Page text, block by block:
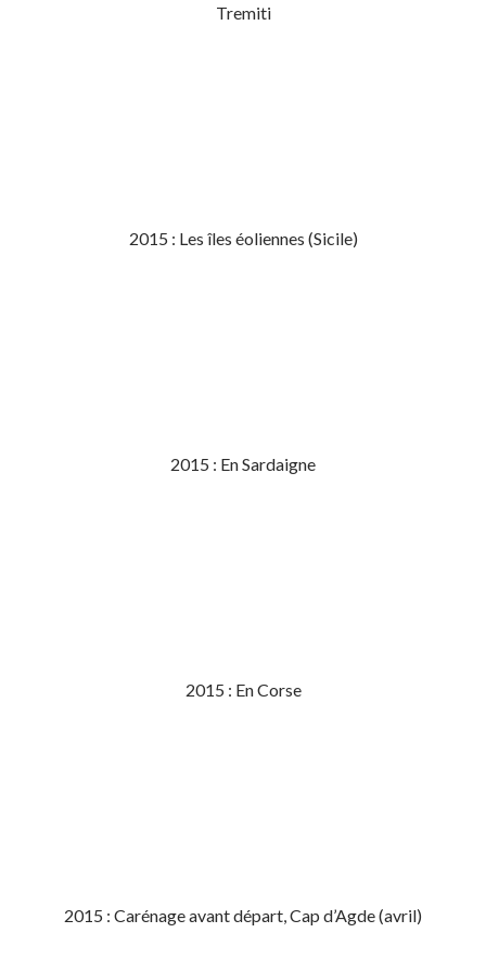
Tremiti
2015 : Les îles éoliennes (Sicile)
2015 : En Sardaigne
2015 : En Corse
2015 : Carénage avant départ, Cap d’Agde (avril)